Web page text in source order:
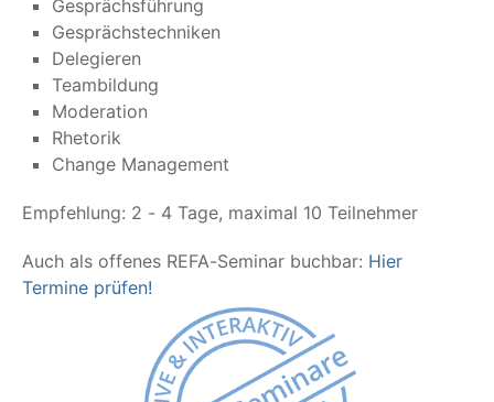
Gesprächsführung
Gesprächstechniken
Delegieren
Teambildung
Moderation
Rhetorik
Change Management
Empfehlung: 2 - 4 Tage, maximal 10 Teilnehmer
Auch als offenes REFA-Seminar buchbar: Hier
Termine prüfen!